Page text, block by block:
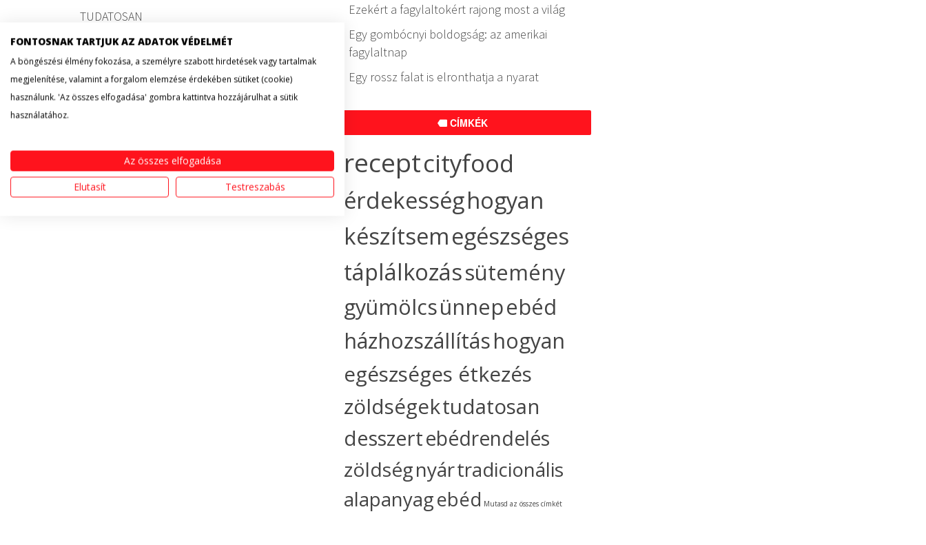
TUDATOSAN
Ezekért a fagylaltokért rajong most a világ
Egy gombócnyi boldogság: az amerikai
fagylaltnap
Egy rossz falat is elronthatja a nyarat
CÍMKÉK
receptcityfood
érdekességhogyan
készítsemegészséges
táplálkozássütemény
gyümölcsünnepebéd
házhozszállításhogyan
egészséges étkezés
zöldségektudatosan
desszertebédrendelés
zöldségnyártradicionális
alapanyagebéd Mutasd az összes címkét
FONTOSNAK TARTJUK AZ ADATOK VÉDELMÉT
A böngészési élmény fokozása, a személyre szabott hirdetések vagy tartalmak
megjelenítése, valamint a forgalom elemzése érdekében sütiket (cookie)
használunk. 'Az összes elfogadása' gombra kattintva hozzájárulhat a sütik
használatához.
Az összes elfogadása
Elutasít
Testreszabás